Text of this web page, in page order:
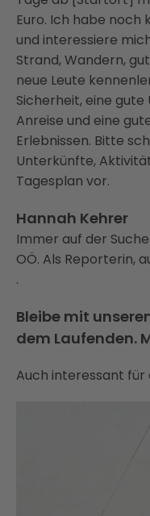
Euro. Ich habe noch
und interessiere
Strand, Wandern,
neue Leute
Sicherheit, eine
Anreise und eine
Erlebnissen. Bitte
Unterkünfte,
Tagesplan vor.
Hannah Kehrer
Immer auf der
OÖ. Als Reporterin,
.
Bleibe mit
dem Laufenden.
Auch interessant für